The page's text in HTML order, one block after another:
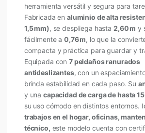
herramienta versátil y segura para
Fabricada enaluminio de alta
1,5 mm), se despliega hasta 2,60 m y
fácilmente a0,76 m, lo que la
compacta y práctica para guardar y
Equipada con7 peldaños ranurados
antideslizantes, con un
brinda estabilidad en cada paso. Su
y una capacidad de carga de hasta
su uso cómodo en distintos entornos.
trabajos en el hogar, oficinas,
técnico, este modelo cuenta con